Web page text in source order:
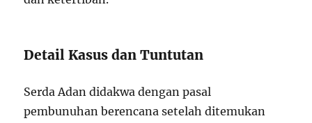
Detail Kasus dan Tuntutan
Serda Adan didakwa dengan pasal
pembunuhan berencana setelah ditemukan